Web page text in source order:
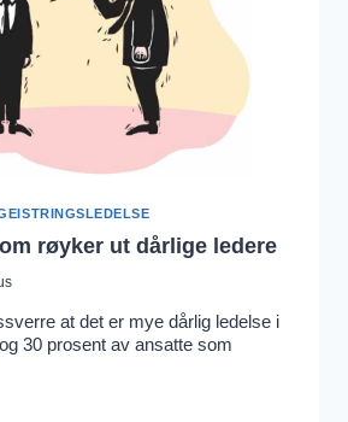
røyker ut dårlige ledere
at det er mye dårlig ledelse i
30 prosent av ansatte som